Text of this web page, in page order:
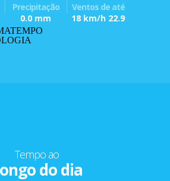
Precipitação
0.0 mm
Ventos de até
18 km/h 22.9
Tempo ao
do dia